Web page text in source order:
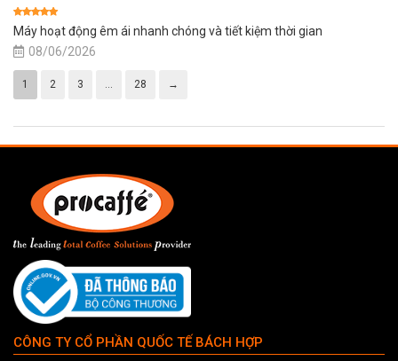
Được xếp
hạng 5 5
sao
Máy hoạt động êm ái nhanh chóng và tiết kiệm thời gian
08/06/2026
1 2 3 … 28 →
CÔNG TY CỔ PHẦN QUỐC TẾ BÁCH HỢP